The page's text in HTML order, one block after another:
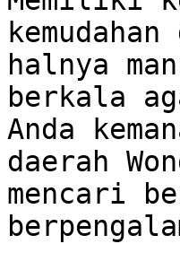
halnya
berkala
Anda
daerah
mencari